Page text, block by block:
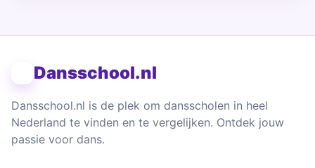
Dansschool.nl
Dansschool.nl is de plek om dansscholen in heel
Nederland te vinden en te vergelijken. Ontdek jouw
passie voor dans.